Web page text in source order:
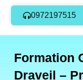
0972197515
Formation
Draveil –